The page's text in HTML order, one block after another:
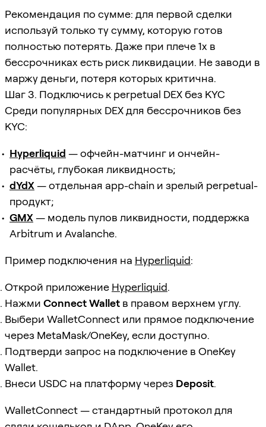
Рекомендация по сумме: для первой сделки
используй только ту сумму, которую готов
полностью потерять. Даже при плече 1x в
бессрочниках есть риск ликвидации. Не заводи в
маржу деньги, потеря которых критична.
Шаг 3. Подключись к perpetual DEX без KYC
Среди популярных DEX для бессрочников без
KYC:
Hyperliquid — офчейн-матчинг и ончейн-
расчёты, глубокая ликвидность;
dYdX— отдельная app-chain и зрелый perpetual-
продукт;
GMX— модель пулов ликвидности, поддержка
Arbitrum и Avalanche.
Пример подключения на Hyperliquid:
Открой приложение Hyperliquid.
Нажми Connect Wallet в правом верхнем углу.
Выбери WalletConnect или прямое подключение
через MetaMask/OneKey, если доступно.
Подтверди запрос на подключение в OneKey
Wallet.
Внеси USDC на платформу через Deposit.
WalletConnect — стандартный протокол для